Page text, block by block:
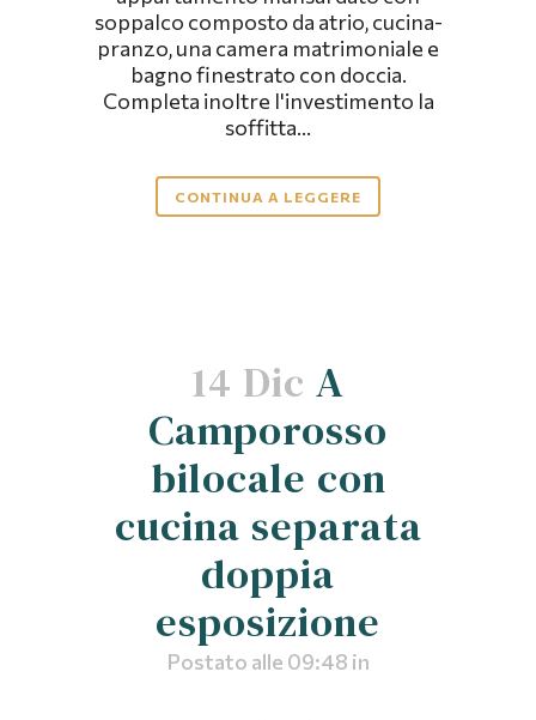
soppalco composto da atrio, cucina-
pranzo, una camera matrimoniale e
bagno finestrato con doccia.
Completa inoltre l'investimento la
soffitta...
CONTINUA A LEGGERE
14 Dic A
Camporosso
bilocale con
cucina separata
doppia
esposizione
Postato alle 09:48 in